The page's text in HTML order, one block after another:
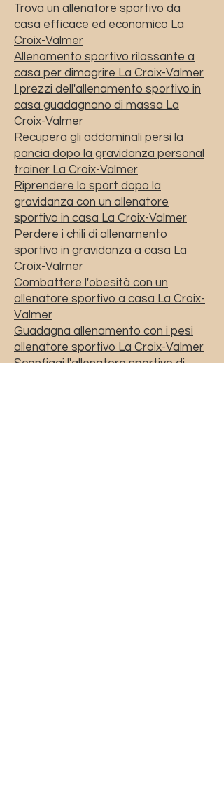
Trova un allenatore sportivo da
casa efficace ed economico La
Croix-Valmer
Allenamento sportivo rilassante a
casa per dimagrire La Croix-Valmer
I prezzi dell'allenamento sportivo in
casa guadagnano di massa La
Croix-Valmer
Recupera gli addominali persi la
pancia dopo la gravidanza personal
trainer La Croix-Valmer
Riprendere lo sport dopo la
gravidanza con un allenatore
sportivo in casa La Croix-Valmer
Perdere i chili di allenamento
sportivo in gravidanza a casa La
Croix-Valmer
Combattere l'obesità con un
allenatore sportivo a casa La Croix-
Valmer
Guadagna allenamento con i pesi
allenatore sportivo La Croix-Valmer
Sconfiggi l'allenatore sportivo di